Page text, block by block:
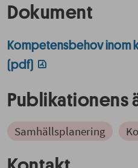
Dokument
Kompetensbehov inom
(pdf)
Publikationens
Samhällsplanering